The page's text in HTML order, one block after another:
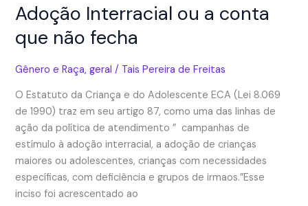
Adoção Interracial ou a conta
que não fecha
Gênero e Raça,geral / Tais Pereira de Freitas
O Estatuto da Criança e do Adolescente ECA (Lei 8.069
de 1990) traz em seu artigo 87, como uma das linhas de
ação da política de atendimento ” campanhas de
estímulo à adoção interracial, a adoção de crianças
maiores ou adolescentes, crianças com necessidades
específicas, com deficiência e grupos de irmaos.”Esse
inciso foi acrescentado ao